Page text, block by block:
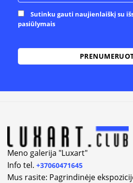
Sutinku gauti naujienlaiškį su
pasiūlymais
Meno galerija "Luxart"
Info tel. +37060471645
Mus rasite: Pagrindinėje